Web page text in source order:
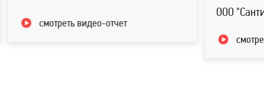
смотреть видео-отчет
ООО